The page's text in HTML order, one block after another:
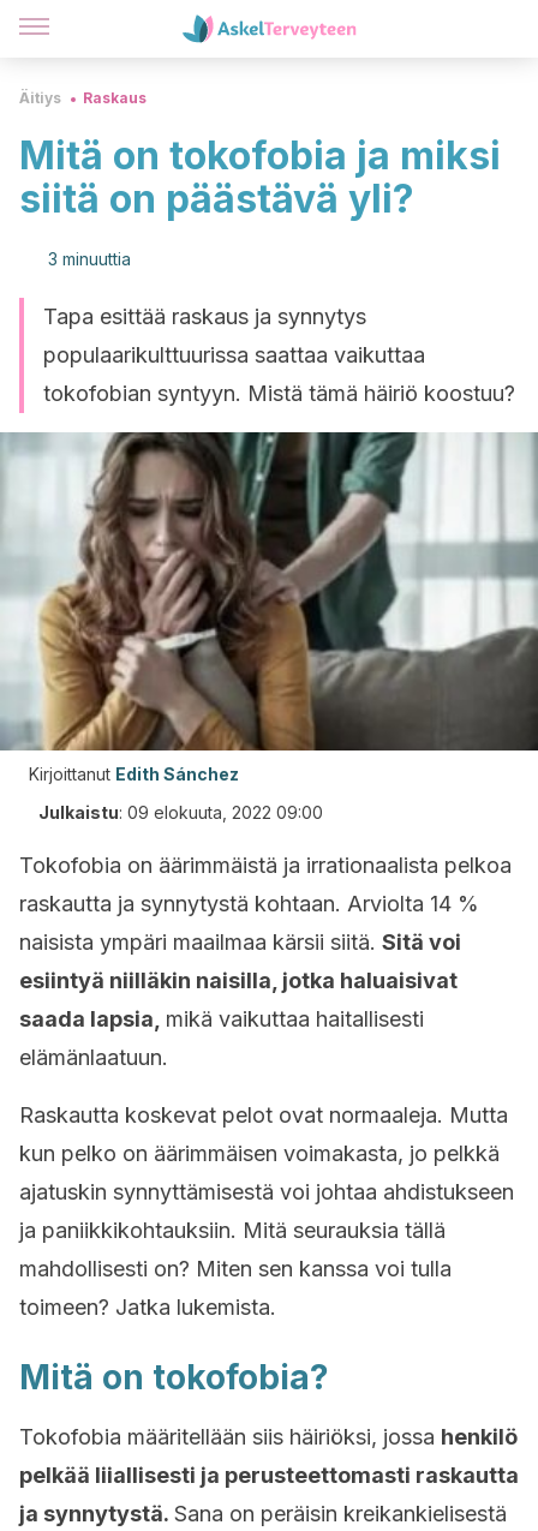
Äitiys Raskaus
Mitä on tokofobia ja miksi
siitä on päästävä yli?
3 minuuttia
Tapa esittää raskaus ja synnytys
populaarikulttuurissa saattaa vaikuttaa
tokofobian syntyyn. Mistä tämä häiriö koostuu?
Kirjoittanut Edith Sánchez
Julkaistu: 09 elokuuta, 2022 09:00
Tokofobia on äärimmäistä ja irrationaalista pelkoa
raskautta ja synnytystä kohtaan. Arviolta 14 %
naisista ympäri maailmaa kärsii siitä. Sitä voi
esiintyä niilläkin naisilla, jotka haluaisivat
saada lapsia, mikä vaikuttaa haitallisesti
elämänlaatuun.
Raskautta koskevat pelot ovat normaaleja. Mutta
kun pelko on äärimmäisen voimakasta, jo pelkkä
ajatuskin synnyttämisestä voi johtaa ahdistukseen
ja paniikkikohtauksiin. Mitä seurauksia tällä
mahdollisesti on? Miten sen kanssa voi tulla
toimeen? Jatka lukemista.
Mitä on tokofobia?
Tokofobia määritellään siis häiriöksi, jossa henkilö
pelkää liiallisesti ja perusteettomasti raskautta
ja synnytystä. Sana on peräisin kreikankielisestä